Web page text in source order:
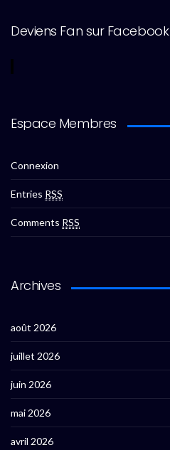
Deviens Fan sur Facebook
Espace Membres
Connexion
Entries RSS
Comments RSS
Archives
août 2026
juillet 2026
juin 2026
mai 2026
avril 2026